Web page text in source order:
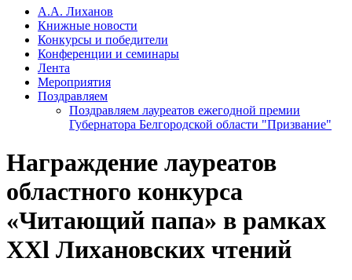
А.А. Лиханов
Книжные новости
Конкурсы и победители
Конференции и семинары
Лента
Мероприятия
Поздравляем
Поздравляем лауреатов ежегодной премии
Губернатора Белгородской области "Призвание"
Награждение лауреатов
областного конкурса
«Читающий папа» в рамках
XXl Лихановских чтений